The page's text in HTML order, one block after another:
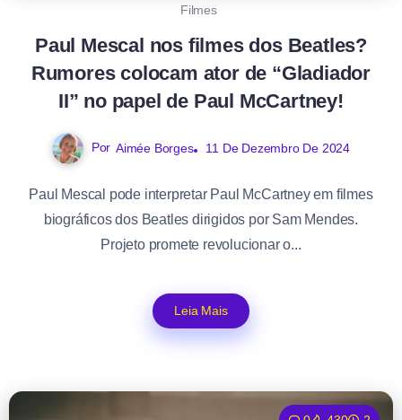
Filmes
Paul Mescal nos filmes dos Beatles?
Rumores colocam ator de “Gladiador
II” no papel de Paul McCartney!
Por Aimée Borges 11 De Dezembro De 2024
Paul Mescal pode interpretar Paul McCartney em filmes
biográficos dos Beatles dirigidos por Sam Mendes.
Projeto promete revolucionar o...
Leia Mais